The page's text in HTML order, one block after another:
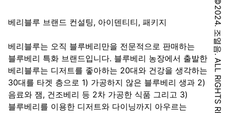
베리블루 브랜드 컨설팅, 아이덴티티, 패키지
베리블루는 오직 블루베리만을 전문적으로 판매하는
블루베리 특화 브랜드입니다. 블루베리 농장에서 출발한
베리블루는 디저트를 좋아하는 20대와 건강을 생각하는
30대를 타겟 층으로 1) 가공하지 않은 블루베리 생과 2)
음료와 잼, 건조베리 등 2차 가공한 식품 그리고 3)
블루베리를 이용한 디저트와 다이닝까지 아우르는
©2024. 조열음. ALL RIGHTS RESERVED.